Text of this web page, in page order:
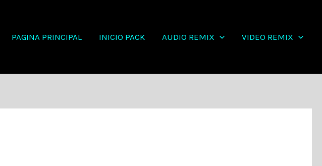
PAGINA PRINCIPAL INICIO PACK AUDIO REMIX VIDEO REMIX